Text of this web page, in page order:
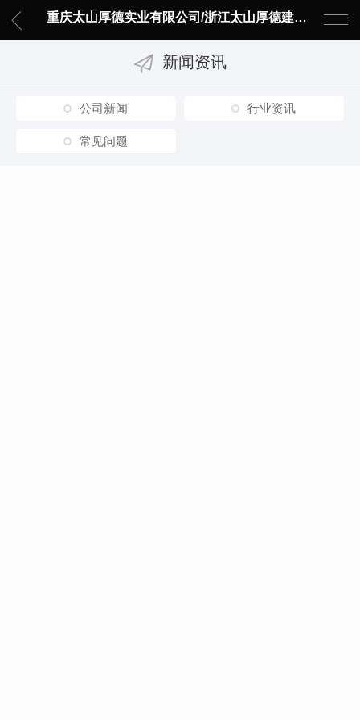
重庆太山厚德实业有限公司/浙江太山厚德建材有限责任公司
新闻资讯
公司新闻 行业资讯
常见问题